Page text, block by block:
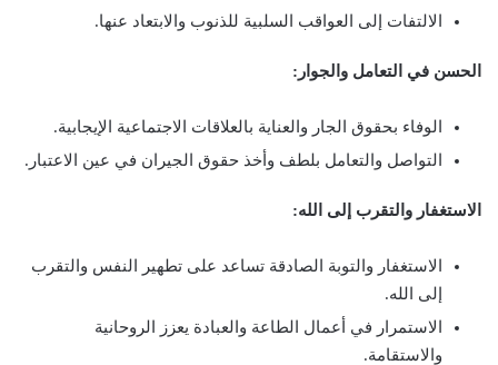
الالتفات إلى العواقب السلبية للذنوب والابتعاد عنها.
الحسن في التعامل والجوار:
الوفاء بحقوق الجار والعناية بالعلاقات الاجتماعية الإيجابية.
التواصل والتعامل بلطف وأخذ حقوق الجيران في عين الاعتبار.
الاستغفار والتقرب إلى الله:
الاستغفار والتوبة الصادقة تساعد على تطهير النفس والتقرب
إلى الله.
الاستمرار في أعمال الطاعة والعبادة يعزز الروحانية
والاستقامة.